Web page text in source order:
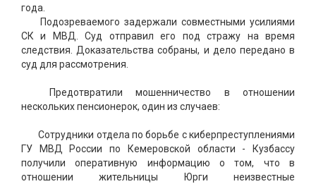
года.
Подозреваемого задержали совместными усилиями
СК и МВД. Суд отправил его под стражу на время
следствия. Доказательства собраны, и дело передано в
суд для рассмотрения.
Предотвратили мошенничество в отношении
нескольких пенсионерок, один из случаев:
Сотрудники отдела по борьбе с киберпреступлениями
ГУ МВД России по Кемеровской области - Кузбассу
получили оперативную информацию о том, что в
отношении жительницы Юрги неизвестные